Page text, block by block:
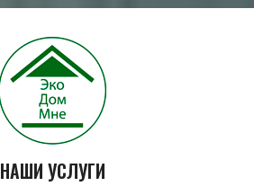
НАШИ УСЛУГИ